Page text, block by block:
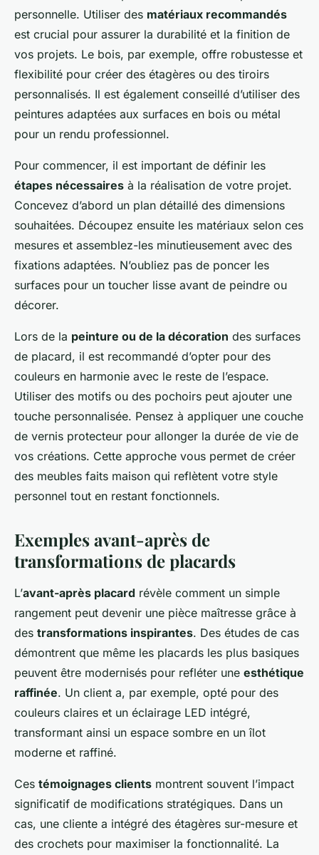
personnelle. Utiliser des matériaux recommandés
est crucial pour assurer la durabilité et la finition de
vos projets. Le bois, par exemple, offre robustesse et
flexibilité pour créer des étagères ou des tiroirs
personnalisés. Il est également conseillé d’utiliser des
peintures adaptées aux surfaces en bois ou métal
pour un rendu professionnel.
Pour commencer, il est important de définir les
étapes nécessaires à la réalisation de votre projet.
Concevez d’abord un plan détaillé des dimensions
souhaitées. Découpez ensuite les matériaux selon ces
mesures et assemblez-les minutieusement avec des
fixations adaptées. N’oubliez pas de poncer les
surfaces pour un toucher lisse avant de peindre ou
décorer.
Lors de la peinture ou de la décoration des surfaces
de placard, il est recommandé d’opter pour des
couleurs en harmonie avec le reste de l’espace.
Utiliser des motifs ou des pochoirs peut ajouter une
touche personnalisée. Pensez à appliquer une couche
de vernis protecteur pour allonger la durée de vie de
vos créations. Cette approche vous permet de créer
des meubles faits maison qui reflètent votre style
personnel tout en restant fonctionnels.
Exemples avant-après de
transformations de placards
L’avant-après placard révèle comment un simple
rangement peut devenir une pièce maîtresse grâce à
des transformations inspirantes. Des études de cas
démontrent que même les placards les plus basiques
peuvent être modernisés pour refléter une esthétique
raffinée. Un client a, par exemple, opté pour des
couleurs claires et un éclairage LED intégré,
transformant ainsi un espace sombre en un îlot
moderne et raffiné.
Ces témoignages clients montrent souvent l’impact
significatif de modifications stratégiques. Dans un
cas, une cliente a intégré des étagères sur-mesure et
des crochets pour maximiser la fonctionnalité. La